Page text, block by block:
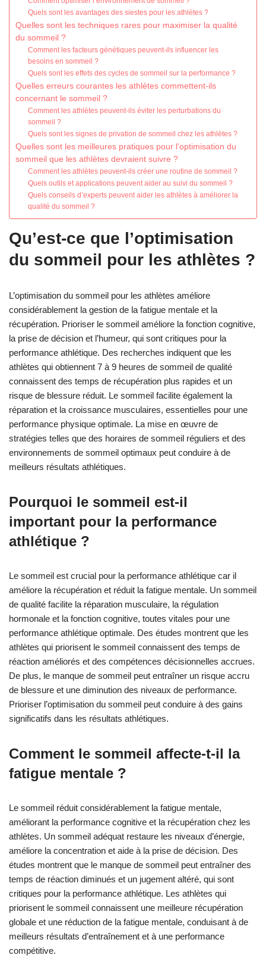
Quels sont les avantages des siestes pour les athlètes ?
Quelles sont les techniques rares pour maximiser la qualité
du sommeil ?
Comment les facteurs génétiques peuvent-ils influencer les
besoins en sommeil ?
Quels sont les effets des cycles de sommeil sur la performance ?
Quelles erreurs courantes les athlètes commettent-ils
concernant le sommeil ?
Comment les athlètes peuvent-ils éviter les perturbations du
sommeil ?
Quels sont les signes de privation de sommeil chez les athlètes ?
Quelles sont les meilleures pratiques pour l’optimisation du
sommeil que les athlètes devraient suivre ?
Comment les athlètes peuvent-ils créer une routine de sommeil ?
Quels outils et applications peuvent aider au suivi du sommeil ?
Quels conseils d’experts peuvent aider les athlètes à améliorer la
qualité du sommeil ?
Qu’est-ce que l’optimisation
du sommeil pour les athlètes ?
L’optimisation du sommeil pour les athlètes améliore
considérablement la gestion de la fatigue mentale et la
récupération. Prioriser le sommeil améliore la fonction cognitive,
la prise de décision et l’humeur, qui sont critiques pour la
performance athlétique. Des recherches indiquent que les
athlètes qui obtiennent 7 à 9 heures de sommeil de qualité
connaissent des temps de récupération plus rapides et un
risque de blessure réduit. Le sommeil facilite également la
réparation et la croissance musculaires, essentielles pour une
performance physique optimale. La mise en œuvre de
stratégies telles que des horaires de sommeil réguliers et des
environnements de sommeil optimaux peut conduire à de
meilleurs résultats athlétiques.
Pourquoi le sommeil est-il
important pour la performance
athlétique ?
Le sommeil est crucial pour la performance athlétique car il
améliore la récupération et réduit la fatigue mentale. Un sommeil
de qualité facilite la réparation musculaire, la régulation
hormonale et la fonction cognitive, toutes vitales pour une
performance athlétique optimale. Des études montrent que les
athlètes qui priorisent le sommeil connaissent des temps de
réaction améliorés et des compétences décisionnelles accrues.
De plus, le manque de sommeil peut entraîner un risque accru
de blessure et une diminution des niveaux de performance.
Prioriser l’optimisation du sommeil peut conduire à des gains
significatifs dans les résultats athlétiques.
Comment le sommeil affecte-t-il la
fatigue mentale ?
Le sommeil réduit considérablement la fatigue mentale,
améliorant la performance cognitive et la récupération chez les
athlètes. Un sommeil adéquat restaure les niveaux d’énergie,
améliore la concentration et aide à la prise de décision. Des
études montrent que le manque de sommeil peut entraîner des
temps de réaction diminués et un jugement altéré, qui sont
critiques pour la performance athlétique. Les athlètes qui
priorisent le sommeil connaissent une meilleure récupération
globale et une réduction de la fatigue mentale, conduisant à de
meilleurs résultats d’entraînement et à une performance
compétitive.